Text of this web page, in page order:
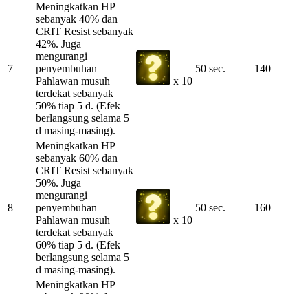
7
Meningkatkan HP
sebanyak 40% dan
CRIT Resist sebanyak
42%. Juga
mengurangi
penyembuhan
Pahlawan musuh
terdekat sebanyak
50% tiap 5 d. (Efek
berlangsung selama 5
d masing-masing).
x 10
50 sec. 140
8
Meningkatkan HP
sebanyak 60% dan
CRIT Resist sebanyak
50%. Juga
mengurangi
penyembuhan
Pahlawan musuh
terdekat sebanyak
60% tiap 5 d. (Efek
berlangsung selama 5
d masing-masing).
x 10
50 sec. 160
Meningkatkan HP